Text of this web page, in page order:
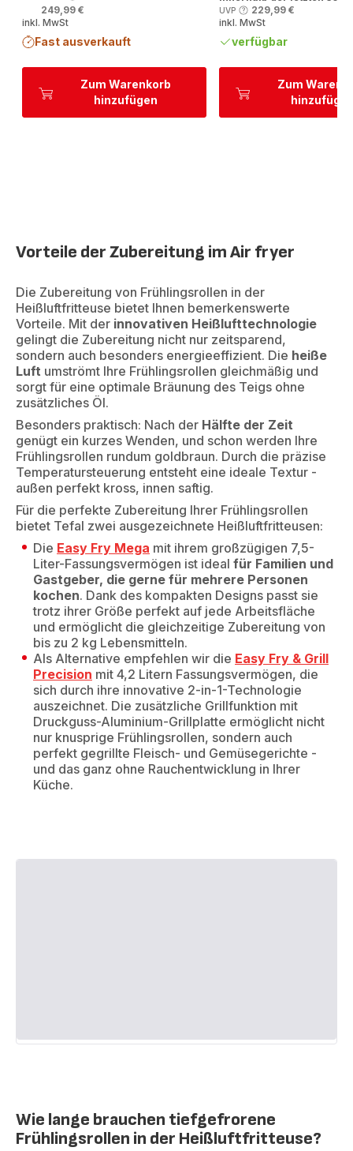
Zum Warenkorb
hinzufügen
249,99 €
inkl. MwSt
Fast ausverkauft
Zum
UVP
229,99 €
inkl. MwSt
verfügbar
Vorteile der Zubereitung im Air fryer
Die Zubereitung von Frühlingsrollen in der
Heißluftfritteuse bietet Ihnen bemerkenswerte
Vorteile. Mit der innovativen Heißlufttechnologie
gelingt die Zubereitung nicht nur zeitsparend,
sondern auch besonders energieeffizient. Die heiße
Luft umströmt Ihre Frühlingsrollen gleichmäßig und
sorgt für eine optimale Bräunung des Teigs ohne
zusätzliches Öl.
Besonders praktisch: Nach der Hälfte der Zeit
genügt ein kurzes Wenden, und schon werden Ihre
Frühlingsrollen rundum goldbraun. Durch die präzise
Temperatursteuerung entsteht eine ideale Textur -
außen perfekt kross, innen saftig.
Für die perfekte Zubereitung Ihrer Frühlingsrollen
bietet Tefal zwei ausgezeichnete Heißluftfritteusen:
Die Easy Fry Mega mit ihrem großzügigen 7,5-
Liter-Fassungsvermögen ist ideal für Familien und
Gastgeber, die gerne für mehrere Personen
kochen. Dank des kompakten Designs passt sie
trotz ihrer Größe perfekt auf jede Arbeitsfläche
und ermöglicht die gleichzeitige Zubereitung von
bis zu 2 kg Lebensmitteln.
Als Alternative empfehlen wir die Easy Fry & Grill
Precision mit 4,2 Litern Fassungsvermögen, die
sich durch ihre innovative 2-in-1-Technologie
auszeichnet. Die zusätzliche Grillfunktion mit
Druckguss-Aluminium-Grillplatte ermöglicht nicht
nur knusprige Frühlingsrollen, sondern auch
perfekt gegrillte Fleisch- und Gemüsegerichte -
und das ganz ohne Rauchentwicklung in Ihrer
Küche.
Wie lange brauchen tiefgefrorene
Frühlingsrollen in der Heißluftfritteuse?